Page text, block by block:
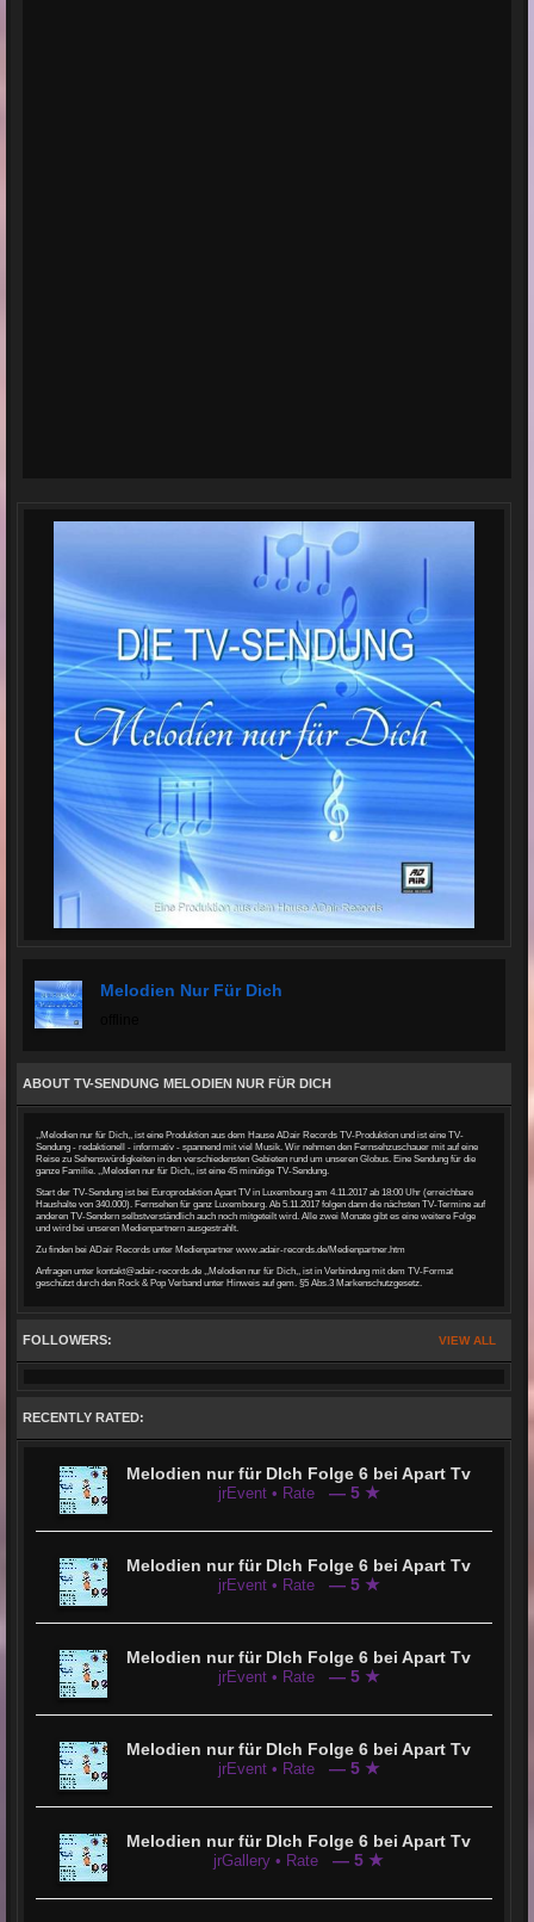
Melodien Nur Für Dich
ABOUT TV-SENDUNG MELODIEN NUR FÜR DICH
,,Melodien nur für Dich,, ist eine Produktion aus dem Hause ADair Records TV-Produktion und ist eine TV-
Sendung - redaktionell - informativ - spannend mit viel Musik. Wir nehmen den Fernsehzuschauer mit auf eine
Reise zu Sehenswürdigkeiten in den verschiedensten Gebieten rund um unseren Globus. Eine Sendung für die
ganze Familie. ,,Melodien nur für Dich,, ist eine 45 minütige TV-Sendung.
Start der TV-Sendung ist bei Europrodaktion Apart TV in Luxembourg am 4.11.2017 ab 18:00 Uhr (erreichbare
Haushalte von 340.000). Fernsehen für ganz Luxembourg. Ab 5.11.2017 folgen dann die nächsten TV-Termine auf
anderen TV-Sendern selbstverständlich auch noch mitgeteilt wird. Alle zwei Monate gibt es eine weitere Folge
und wird bei unseren Medienpartnern ausgestrahlt.
Zu finden bei ADair Records unter Medienpartnerwww.adair-records.de/Medienpartner.htm
Anfragen unter kontakt@adair-records.de ,,Melodien nur für Dich,, ist in Verbindung mit dem TV-Format
geschützt durch den Rock & Pop Verband unter Hinweis auf gem. §5 Abs.3 Markenschutzgesetz.
VIEW ALL
FOLLOWERS:
RECENTLY RATED:
Melodien nur für DIch Folge 6 bei Apart Tv
jrEvent • Rate — 5 ★
Melodien nur für DIch Folge 6 bei Apart Tv
jrEvent • Rate — 5 ★
Melodien nur für DIch Folge 6 bei Apart Tv
jrEvent • Rate — 5 ★
Melodien nur für DIch Folge 6 bei Apart Tv
jrEvent • Rate — 5 ★
Melodien nur für DIch Folge 6 bei Apart Tv
jrGallery • Rate — 5 ★